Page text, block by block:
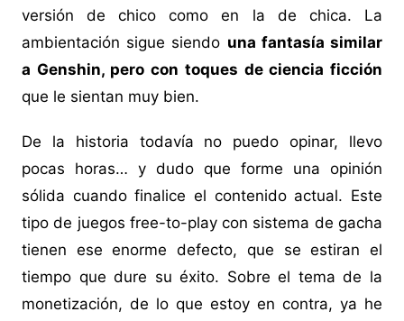
versión de chico como en la de chica. La
ambientación sigue siendo una fantasía similar
a Genshin, pero con toques de ciencia ficción
que le sientan muy bien.
De la historia todavía no puedo opinar, llevo
pocas horas… y dudo que forme una opinión
sólida cuando finalice el contenido actual. Este
tipo de juegos free-to-play con sistema de gacha
tienen ese enorme defecto, que se estiran el
tiempo que dure su éxito. Sobre el tema de la
monetización, de lo que estoy en contra, ya he